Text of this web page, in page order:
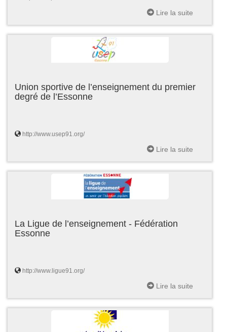
Lire la suite
Union sportive de l’enseignement du premier
degré de l’Essonne
http://www.usep91.org/
Lire la suite
La Ligue de l’enseignement - Fédération
Essonne
http://www.ligue91.org/
Lire la suite